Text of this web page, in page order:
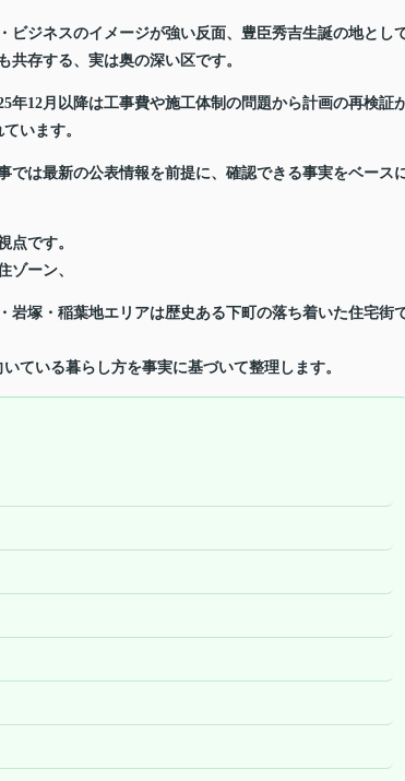
ジネスのイメージが強い反面、豊臣秀吉生誕の地とし
存する、実は奥の深い区です。
年12月以降は工事費や施工体制の問題から計画の再検証
います。
は最新の公表情報を前提に、確認できる事実をベース
点です。
ゾーン、
塚・稲葉地エリアは歴史ある下町の落ち着いた住宅街
ている暮らし方を事実に基づいて整理します。